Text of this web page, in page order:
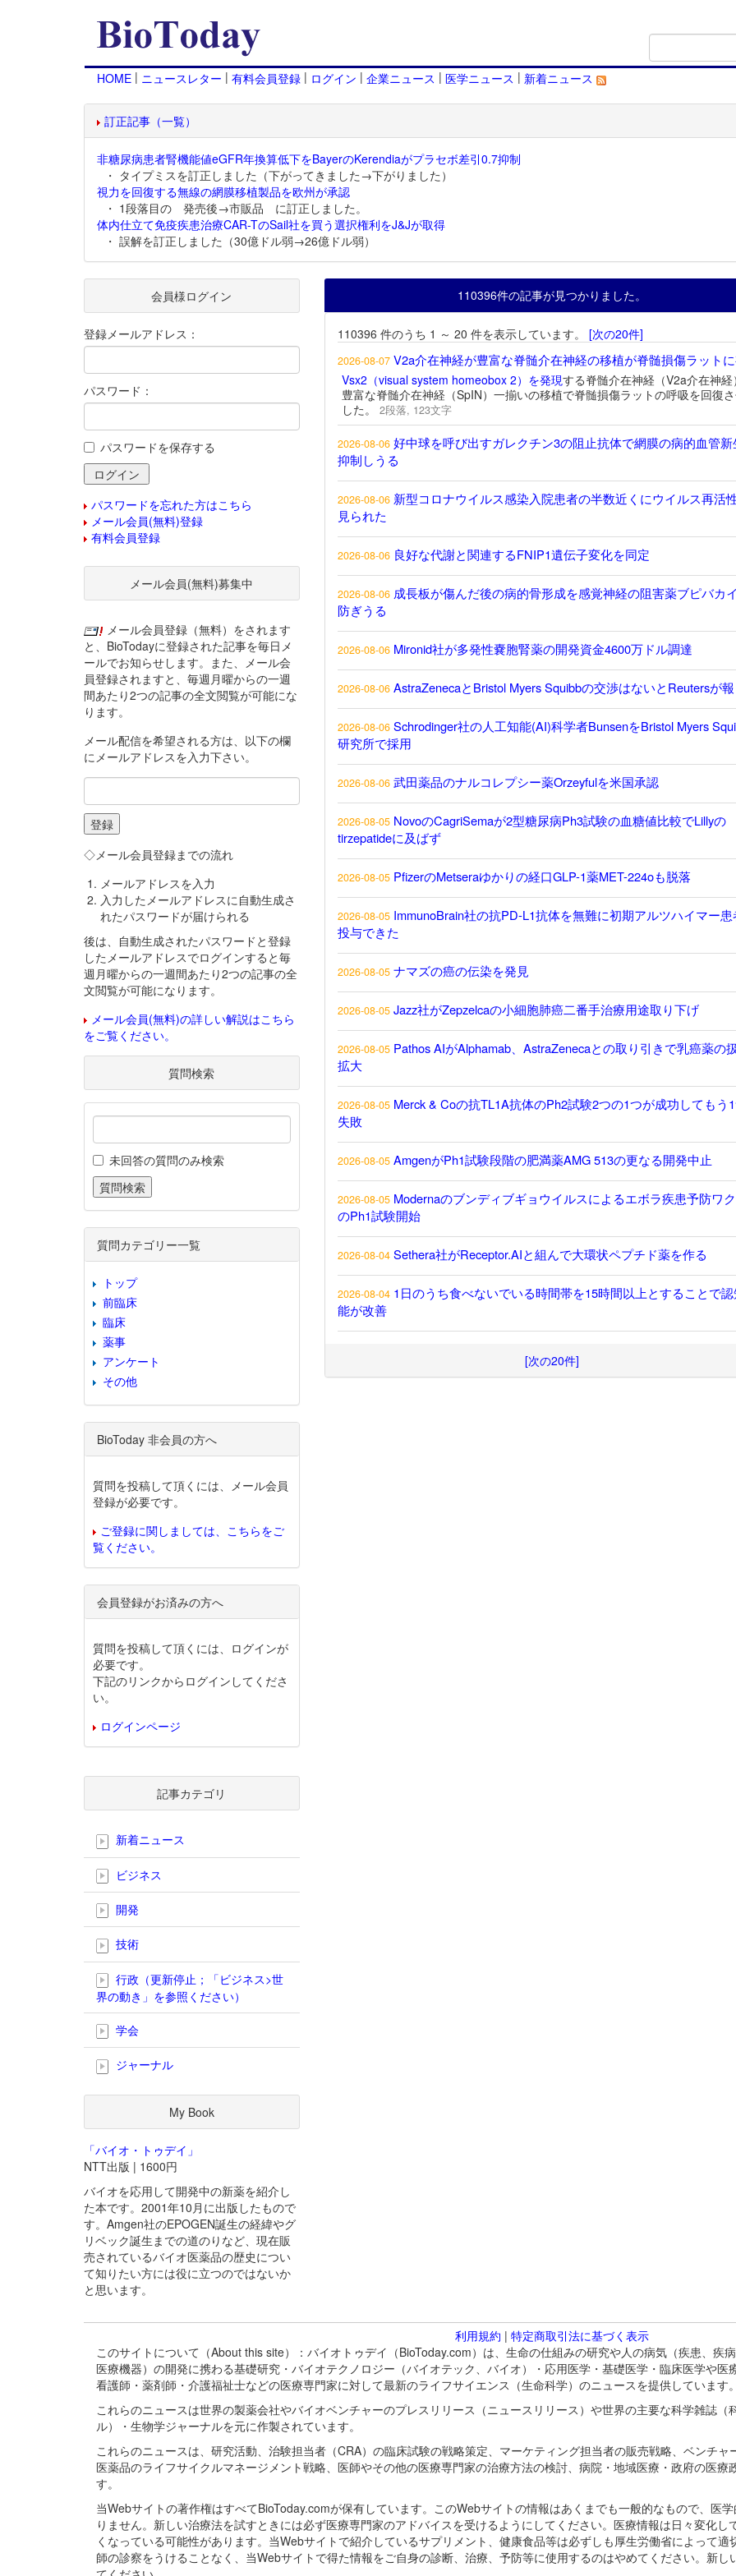
HOME | ニュースレター | 有料会員登録 | ログイン | 企業ニュース | 医学ニュース | 新着ニュース
訂正記事（一覧）
非糖尿病患者腎機能値eGFR年換算低下をBayerのKerendiaがプラセボ差引0.7抑制
・ タイプミスを訂正しました（下がってきました→下がりました）
視力を回復する無線の網膜移植製品を欧州が承認
・ 1段落目の 発売後→市販品 に訂正しました。
体内仕立て免疫疾患治療CAR-TのSail社を買う選択権利をJ&Jが取得
・ 誤解を訂正しました（30億ドル弱→26億ドル弱）
110396件の記事が見つかりました。
110396 件のうち 1 ～ 20 件を表示しています。 [次の20件]
2026-08-07 V2a介在神経が豊富な脊髄介在神経の移植が脊髄損傷ラット
Vsx2（visual system homeobox 2）を発現する脊髄介在神経（V2a介在神経
豊富な脊髄介在神経（SpIN）一揃いの移植で脊髄損傷ラットの呼吸を回復さ
した。 2段落, 123文字
2026-08-06 好中球を呼び出すガレクチン3の阻止抗体で網膜の病的血管新
抑制しうる
2026-08-06 新型コロナウイルス感染入院患者の半数近くにウイルス再活
見られた
2026-08-06 良好な代謝と関連するFNIP1遺伝子変化を同定
2026-08-06 成長板が傷んだ後の病的骨形成を感覚神経の阻害薬ブピバカ
防ぎうる
2026-08-06 Mironid社が多発性嚢胞腎薬の開発資金4600万ドル調達
2026-08-06 AstraZenecaとBristol Myers Squibbの交渉はないとReutersが
2026-08-06 Schrodinger社の人工知能(AI)科学者BunsenをBristol Myers
研究所で採用
2026-08-06 武田薬品のナルコレプシー薬Orzeyfulを米国承認
2026-08-05 NovoのCagriSemaが2型糖尿病Ph3試験の血糖値比較でLillyの
tirzepatideに及ばず
2026-08-05 PfizerのMetseraゆかりの経口GLP-1薬MET-224oも脱落
2026-08-05 ImmunoBrain社の抗PD-L1抗体を無難に初期アルツハイマー患
投与できた
2026-08-05 ナマズの癌の伝染を発見
2026-08-05 Jazz社がZepzelcaの小細胞肺癌二番手治療用途取り下げ
2026-08-05 Pathos AIがAlphamab、AstraZenecaとの取り引きで乳癌薬の
拡大
2026-08-05 Merck & Coの抗TL1A抗体のPh2試験2つの1つが成功してもう
失敗
2026-08-05 AmgenがPh1試験段階の肥満薬AMG 513の更なる開発中止
2026-08-05 Modernaのブンディブギョウイルスによるエボラ疾患予防ワ
のPh1試験開始
2026-08-04 Sethera社がReceptor.AIと組んで大環状ペプチド薬を作る
2026-08-04 1日のうち食べないでいる時間帯を15時間以上とすることで
能が改善
[次の20件]
会員様ログイン
登録メールアドレス：
パスワード：
パスワードを保存する
パスワードを忘れた方はこちら
メール会員(無料)登録
有料会員登録
メール会員(無料)募集中
メール会員登録（無料）をされます
と、BioTodayに登録された記事を毎日メ
ールでお知らせします。また、メール会
員登録されますと、毎週月曜からの一週
間あたり2つの記事の全文閲覧が可能にな
ります。
メール配信を希望される方は、以下の欄
にメールアドレスを入力下さい。
◇メール会員登録までの流れ
メールアドレスを入力
入力したメールアドレスに自動生成さ
れたパスワードが届けられる
後は、自動生成されたパスワードと登録
したメールアドレスでログインすると毎
週月曜からの一週間あたり2つの記事の全
文閲覧が可能になります。
メール会員(無料)の詳しい解説はこちら
をご覧ください。
質問検索
未回答の質問のみ検索
質問カテゴリー一覧
トップ
前臨床
臨床
薬事
アンケート
その他
BioToday 非会員の方へ
質問を投稿して頂くには、メール会員
登録が必要です。
ご登録に関しましては、こちらをご
覧ください。
会員登録がお済みの方へ
質問を投稿して頂くには、ログインが
必要です。
下記のリンクからログインしてくださ
い。
ログインページ
記事カテゴリ
新着ニュース
ビジネス
開発
技術
行政（更新停止；「ビジネス>世
界の動き」を参照ください）
学会
ジャーナル
My Book
「バイオ・トゥデイ」
NTT出版 | 1600円
バイオを応用して開発中の新薬を紹介し
た本です。2001年10月に出版したもので
す。Amgen社のEPOGEN誕生の経緯やグ
リベック誕生までの道のりなど、現在販
売されているバイオ医薬品の歴史につい
て知りたい方には役に立つのではないか
と思います。
利用規約 | 特定商取引法に基づく表示
このサイトについて（About this site）：バイオトゥデイ（BioToday.com）は、生命の仕組みの研究や人の病気（疾患、疾
医療機器）の開発に携わる基礎研究・バイオテクノロジー（バイオテック、バイオ）・応用医学・基礎医学・臨床医学や医
看護師・薬剤師・介護福祉士などの医療専門家に対して最新のライフサイエンス（生命科学）のニュースを提供しています。
これらのニュースは世界の製薬会社やバイオベンチャーのプレスリリース（ニュースリリース）や世界の主要な科学雑誌
ル）・生物学ジャーナルを元に作製されています。
これらのニュースは、研究活動、治験担当者（CRA）の臨床試験の戦略策定、マーケティング担当者の販売戦略、ベンチャ
医薬品のライフサイクルマネージメント戦略、医師やその他の医療専門家の治療方法の検討、病院・地域医療・政府の医
す。
当Webサイトの著作権はすべてBioToday.comが保有しています。このWebサイトの情報はあくまでも一般的なもので、医
りません。新しい治療法を試すときには必ず医療専門家のアドバイスを受けるようにしてください。医療情報は日々変化
くなっている可能性があります。当Webサイトで紹介しているサプリメント、健康食品等は必ずしも厚生労働省によって
師の診察をうけることなく、当Webサイトで得た情報をご自身の診断、治療、予防等に使用するのはやめてください。新